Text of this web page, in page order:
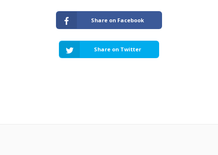
Share on Facebook
Share on Twitter